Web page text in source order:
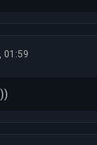
01:59